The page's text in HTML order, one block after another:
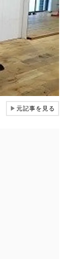
▶元記事を見る